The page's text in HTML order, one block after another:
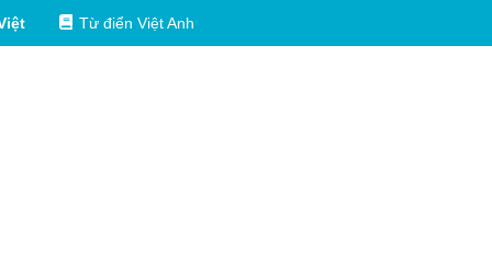
Từ điển Việt Anh